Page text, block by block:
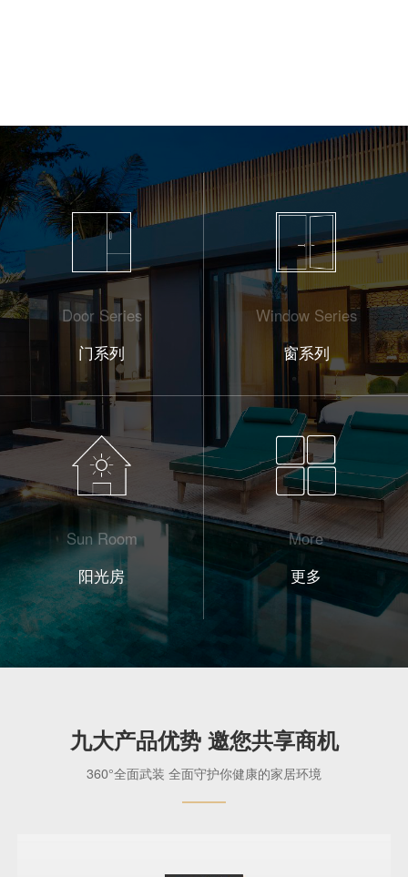
Door Series
门系列
Window Series
窗系列
Sun Room
阳光房
More
更多
ABOUT
九大产品优势 邀您共享商机
360°全面武装 全面守护你健康的家居环境